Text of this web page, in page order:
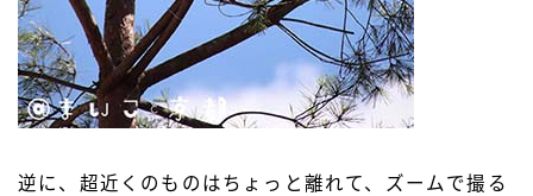
逆に、超近くのものはちょっと離れて、ズームで撮る